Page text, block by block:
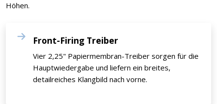
Höhen.
Front-Firing Treiber
Vier 2,25" Papiermembran-Treiber sorgen für die
Hauptwiedergabe und liefern ein breites,
detailreiches Klangbild nach vorne.